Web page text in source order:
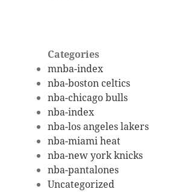
Categories
mnba-index
nba-boston celtics
nba-chicago bulls
nba-index
nba-los angeles lakers
nba-miami heat
nba-new york knicks
nba-pantalones
Uncategorized